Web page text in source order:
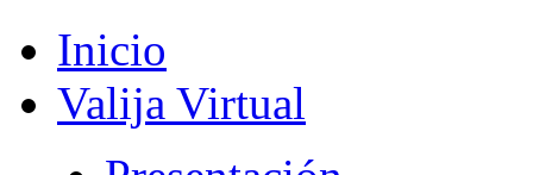
Inicio
Valija Virtual